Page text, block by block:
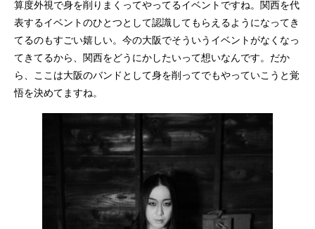
算度外視で身を削りまくってやってるイベントですね。関西を代
表するイベントのひとつとして認識してもらえるようになってき
てるのもすごい嬉しい。今の大阪でそういうイベントがなくなっ
てきてるから、関西をどうにかしたいって想いなんです。だか
ら、ここは大阪のバンドとして身を削ってでもやっていこうと覚
悟を決めてますね。